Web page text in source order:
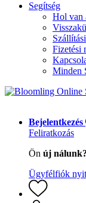
Segítség
Hol van
Fizetési
Minden
Bejelentkezés
Feliratkozás
Ön új nálunk?
Ügyfélfiók